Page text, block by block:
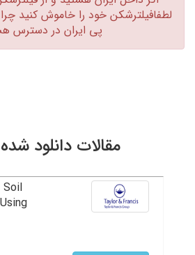
لطفافیلترشکن خود را خاموش کنید چرا
پی ایران در دسترس
مقالات دانلود شده
Soil
Using